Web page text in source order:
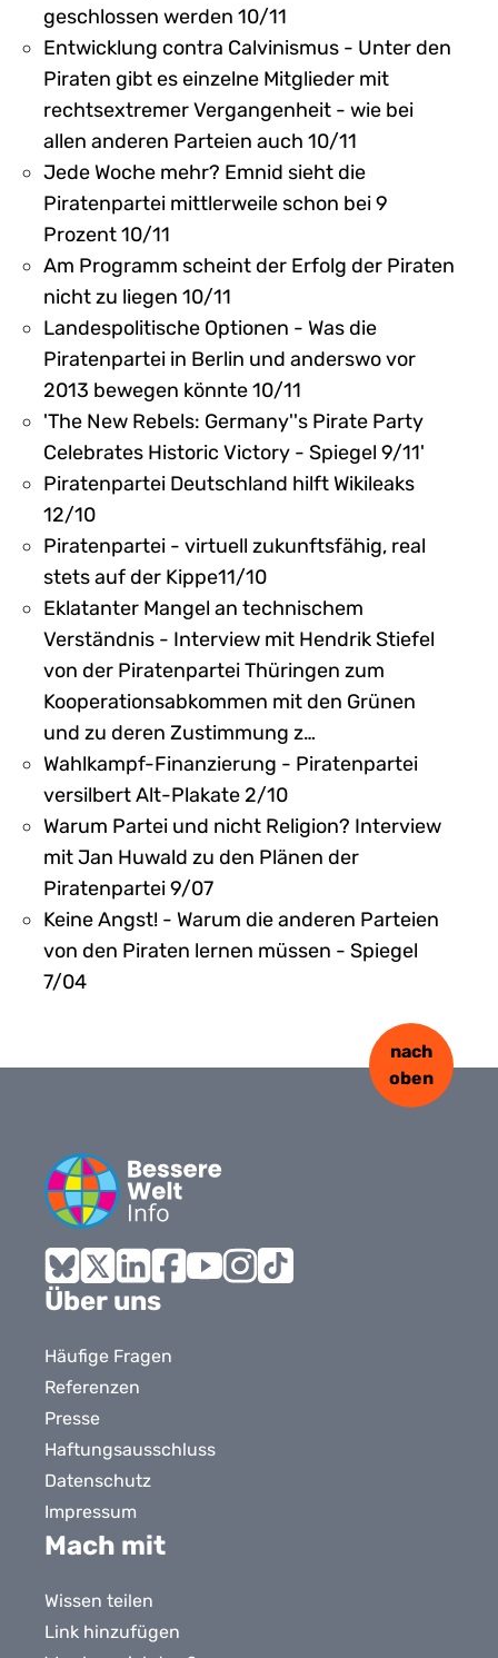
geschlossen werden 10/11
Entwicklung contra Calvinismus - Unter den
Piraten gibt es einzelne Mitglieder mit
rechtsextremer Vergangenheit - wie bei
allen anderen Parteien auch 10/11
Jede Woche mehr? Emnid sieht die
Piratenpartei mittlerweile schon bei 9
Prozent 10/11
Am Programm scheint der Erfolg der Piraten
nicht zu liegen 10/11
Landespolitische Optionen - Was die
Piratenpartei in Berlin und anderswo vor
2013 bewegen könnte 10/11
'The New Rebels: Germany''s Pirate Party
Celebrates Historic Victory - Spiegel 9/11'
Piratenpartei Deutschland hilft Wikileaks
12/10
Piratenpartei - virtuell zukunftsfähig, real
stets auf der Kippe11/10
Eklatanter Mangel an technischem
Verständnis - Interview mit Hendrik Stiefel
von der Piratenpartei Thüringen zum
Kooperationsabkommen mit den Grünen
und zu deren Zustimmung z…
Wahlkampf-Finanzierung - Piratenpartei
versilbert Alt-Plakate 2/10
Warum Partei und nicht Religion? Interview
mit Jan Huwald zu den Plänen der
Piratenpartei 9/07
Keine Angst! - Warum die anderen Parteien
von den Piraten lernen müssen - Spiegel
7/04
Bluesky
X LinkedInFacebook
nach
oben
Über uns
Häufige Fragen
Referenzen
Presse
Haftungsausschluss
Datenschutz
Impressum
Mach mit
Wissen teilen
Link hinzufügen